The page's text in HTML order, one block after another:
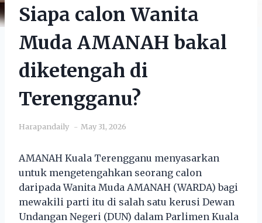
Siapa calon Wanita
Muda AMANAH bakal
diketengah di
Terengganu?
Harapandaily May 31, 2026
AMANAH Kuala Terengganu menyasarkan
untuk mengetengahkan seorang calon
daripada Wanita Muda AMANAH (WARDA) bagi
mewakili parti itu di salah satu kerusi Dewan
Undangan Negeri (DUN) dalam Parlimen Kuala